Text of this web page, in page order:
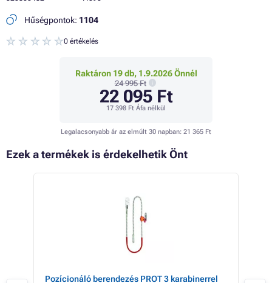
Hűségpontok: 1104
0 értékelés
Raktáron 19 db, 1.9.2026 Önnél
24 995 Ft
22 095 Ft
17 398 Ft Áfa nélkül
Legalacsonyabb ár az elmúlt 30 napban: 21 365 Ft
Ezek a termékek is érdekelhetik Önt
Pozícionáló berendezés PROT 3 karabinerrel